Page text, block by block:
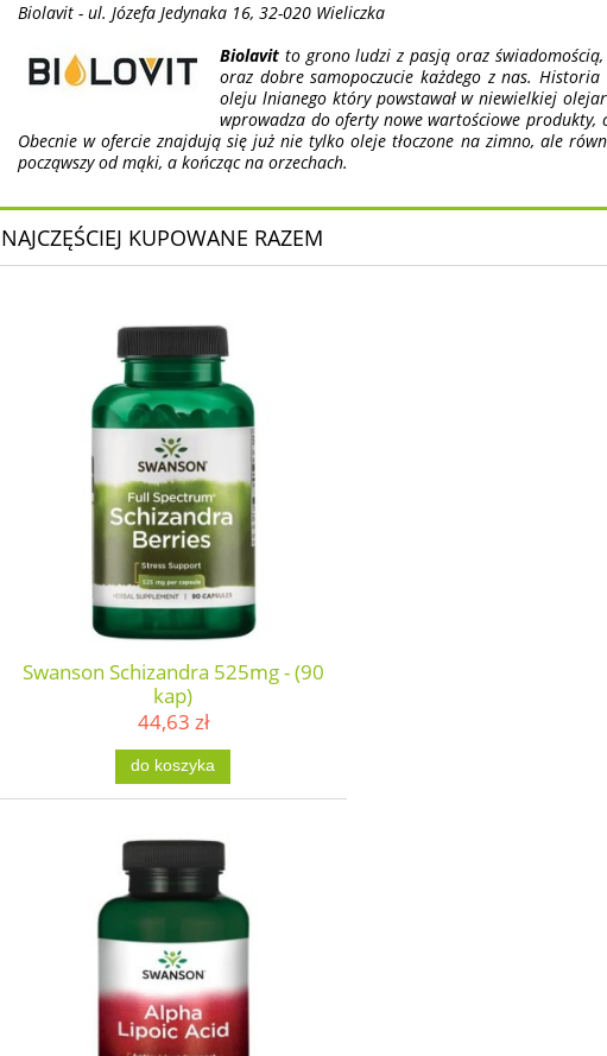
Biolavit - ul. Józefa Jedynaka 16, 32-020 Wieliczka
Biolavit to grono ludzi z pasją oraz
oraz dobre samopoczucie każdego z nas.
oleju lnianego który powstawał w niewielkiej
wprowadza do oferty nowe wartościowe produkty,
Obecnie w ofercie znajdują się już nie tylko oleje tłoczone na zimno, ale
począwszy od mąki, a kończąc na orzechach.
NAJCZĘŚCIEJ KUPOWANE RAZEM
Swanson Schizandra 525mg - (90
kap)
44,63 zł
do koszyka